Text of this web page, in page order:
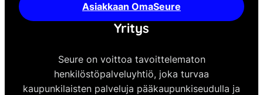
Asiakkaan OmaSeure
Yritys
Seure on voittoa tavoittelematon
henkilöstöpalveluyhtiö, joka turvaa
kaupunkilaisten palveluja pääkaupunkiseudulla ja